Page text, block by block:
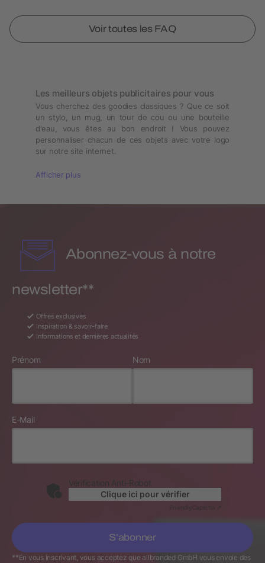
Voir toutes les FAQ
Les meilleurs objets publicitaires pour vous
Vous cherchez des goodies classiques ? Que ce soit
un stylo, un mug, un tour de cou ou une bouteille
d'eau, vous êtes au bon endroit ! Vous pouvez
personnaliser chacun de ces objets avec votre logo
sur notre site internet.
Afficher plus
Abonnez-vous à notre
newsletter**
Offres exclusives
Inspiration & savoir-faire
Informations et dernières actualités
Prénom Nom
E-Mail
Vérification Anti-Robot
Clique ici pour vérifier
Captcha ⇗
S’abonner
**En vous inscrivant, vous acceptez que allbranded GmbH vous envoie des